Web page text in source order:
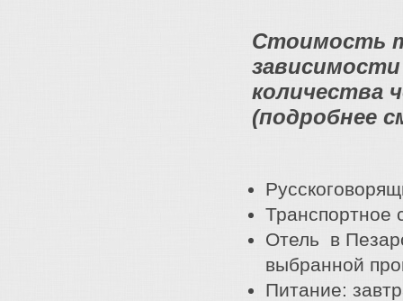
Стоимость
количества
(подробнее
Транспортное
Отель в
выбранной
Питание: